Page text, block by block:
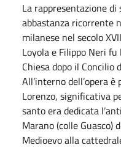
La rappresentazione di
abbastanza ricorrente
milanese nel secolo
Loyola e Filippo Neri
Chiesa dopo il Concilio
All’interno dell’opera
Lorenzo, significativa
santo era dedicata
Marano (colle Guasco)
Medioevo alla